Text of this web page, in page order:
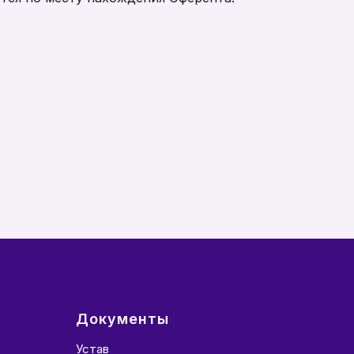
Документы
Устав